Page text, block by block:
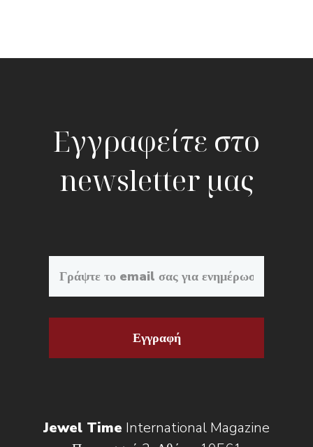
Εγγραφείτε στο
newsletter μας
Εγγραφή
Jewel Time International Magazine